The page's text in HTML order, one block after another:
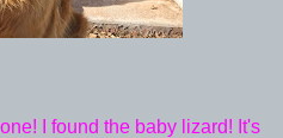
I found the baby lizard! It's